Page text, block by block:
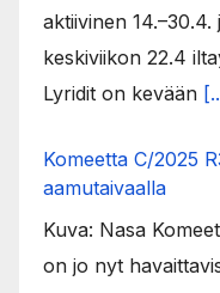
aktiivinen
keskiviikon 22.4
Lyridit on kevään
Komeetta C/2025
aamutaivaalla
Kuva: Nasa
on jo nyt